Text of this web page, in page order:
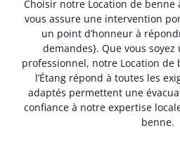
Choisir notre Location de benne
vous assure une intervention
un point d’honneur à
demandes}. Que vous
professionnel, notre Location de
l’Étang répond à toutes les
adaptés permettent une
confiance à notre expertise
benne.